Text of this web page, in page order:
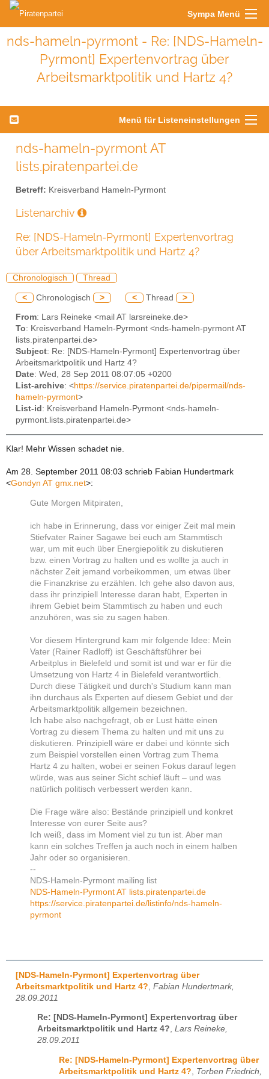
Sympa Menü
nds-hameln-pyrmont - Re: [NDS-Hameln-
Pyrmont] Expertenvortrag über
Arbeitsmarktpolitik und Hartz 4?
Menü für Listeneinstellungen
nds-hameln-pyrmont AT
lists.piratenpartei.de
Betreff: Kreisverband Hameln-Pyrmont
Listenarchiv
Re: [NDS-Hameln-Pyrmont] Expertenvortrag
über Arbeitsmarktpolitik und Hartz 4?
Chronologisch Thread
< Chronologisch > < Thread >
From: Lars Reineke <mail AT larsreineke.de>
To: Kreisverband Hameln-Pyrmont <nds-hameln-pyrmont AT
lists.piratenpartei.de>
Subject: Re: [NDS-Hameln-Pyrmont] Expertenvortrag über
Arbeitsmarktpolitik und Hartz 4?
Date: Wed, 28 Sep 2011 08:07:05 +0200
List-archive: <https://service.piratenpartei.de/pipermail/nds-
hameln-pyrmont>
List-id : Kreisverband Hameln-Pyrmont <nds-hameln-
pyrmont.lists.piratenpartei.de>
Klar! Mehr Wissen schadet nie.
Am 28. September 2011 08:03 schrieb Fabian Hundertmark
<Gondyn AT gmx.net>:
Gute Morgen Mitpiraten,
ich habe in Erinnerung, dass vor einiger Zeit mal mein
Stiefvater Rainer Sagawe bei euch am Stammtisch
war, um mit euch über Energiepolitik zu diskutieren
bzw. einen Vortrag zu halten und es wollte ja auch in
nächster Zeit jemand vorbeikommen, um etwas über
die Finanzkrise zu erzählen. Ich gehe also davon aus,
dass ihr prinzipiell Interesse daran habt, Experten in
ihrem Gebiet beim Stammtisch zu haben und euch
anzuhören, was sie zu sagen haben.
Vor diesem Hintergrund kam mir folgende Idee: Mein
Vater (Rainer Radloff) ist Geschäftsführer bei
Arbeitplus in Bielefeld und somit ist und war er für die
Umsetzung von Hartz 4 in Bielefeld verantwortlich.
Durch diese Tätigkeit und durch's Studium kann man
ihn durchaus als Experten auf diesem Gebiet und der
Arbeitsmarktpolitik allgemein bezeichnen.
Ich habe also nachgefragt, ob er Lust hätte einen
Vortrag zu diesem Thema zu halten und mit uns zu
diskutieren. Prinzipiell wäre er dabei und könnte sich
zum Beispiel vorstellen einen Vortrag zum Thema
Hartz 4 zu halten, wobei er seinen Fokus darauf legen
würde, was aus seiner Sicht schief läuft – und was
natürlich politisch verbessert werden kann.
Die Frage wäre also: Bestände prinzipiell und konkret
Interesse von eurer Seite aus?
Ich weiß, dass im Moment viel zu tun ist. Aber man
kann ein solches Treffen ja auch noch in einem halben
Jahr oder so organisieren.
--
NDS-Hameln-Pyrmont mailing list
NDS-Hameln-Pyrmont AT lists.piratenpartei.de
https://service.piratenpartei.de/listinfo/nds-hameln-
pyrmont
[NDS-Hameln-Pyrmont] Expertenvortrag über
Arbeitsmarktpolitik und Hartz 4? Fabian Hundertmark,
28.09.2011
Re: [NDS-Hameln-Pyrmont] Expertenvortrag über
Arbeitsmarktpolitik und Hartz 4?, Lars Reineke,
28.09.2011
Re: [NDS-Hameln-Pyrmont] Expertenvortrag über
Arbeitsmarktpolitik und Hartz 4?
Torben Friedrich,